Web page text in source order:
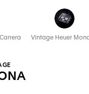
Vintage Heuer